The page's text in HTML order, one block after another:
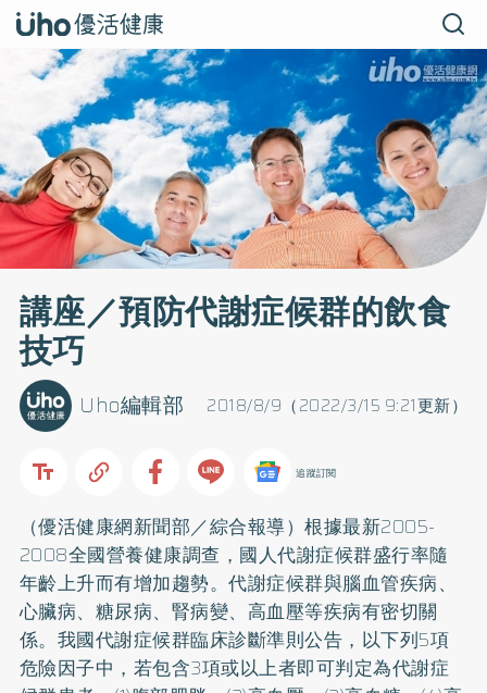
講座／預防代謝症候群的飲食
技巧
2018/8/9（2022/3/15 9:21更新）
Uho編輯部
追蹤訂閱
（優活健康網新聞部／綜合報導）根據最新2005-
2008全國營養健康調查，國人代謝症候群盛行率隨
年齡上升而有增加趨勢。代謝症候群與腦血管疾病、
心臟病、 糖尿病、腎病變、 高血壓等疾病有密切關
係。我國代謝症候群臨床診斷準則公告，以下列5項
危險因子中，若包含3項或以上者即可判定為代謝症